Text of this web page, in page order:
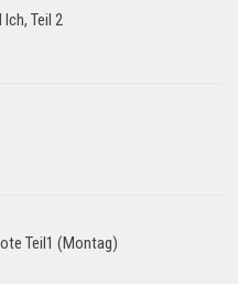
Teil 2
Teil1 (Montag)